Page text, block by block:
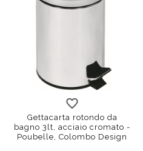
Gettacarta rotondo da
bagno 3lt, acciaio cromato -
Poubelle, Colombo Design